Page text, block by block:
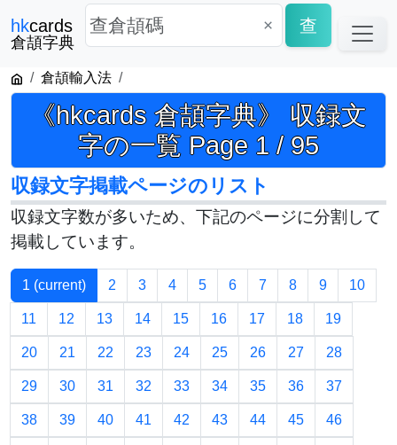
hkcards
倉頡字典
× 查
倉頡輸入法
《hkcards 倉頡字典》 収録文
字の一覧 Page 1 / 95
収録文字掲載ページのリスト
収録文字数が多いため、下記のページに分割して
掲載しています。
1 (current) 2 3 4 5 6 7 8 9 10
11 12 13 14 15 16 17 18 19
20 21 22 23 24 25 26 27 28
29 30 31 32 33 34 35 36 37
38 39 40 41 42 43 44 45 46